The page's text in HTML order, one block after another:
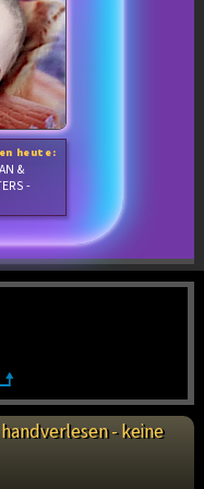
heute:
&
-
- keine